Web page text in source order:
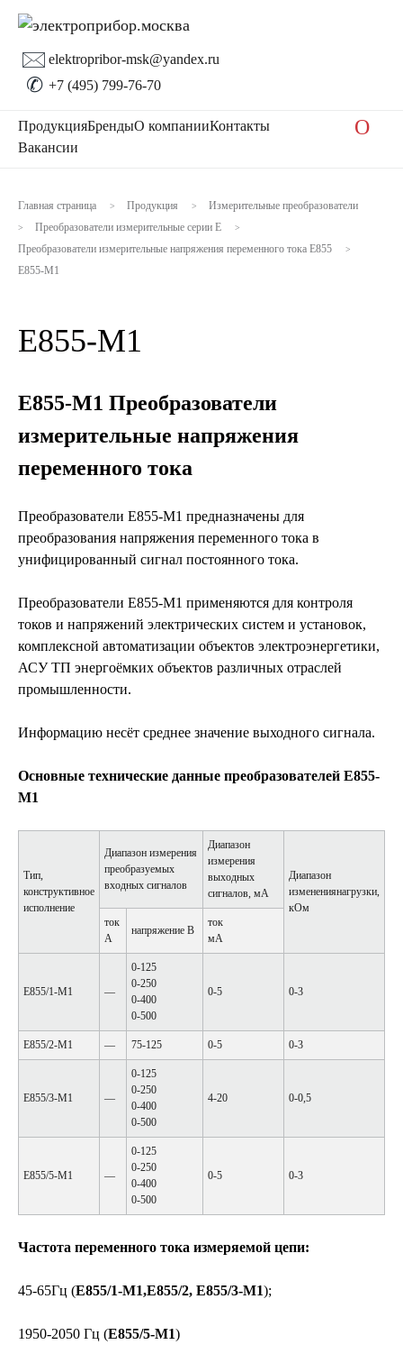
🖂 elektropribor-msk@yandex.ru
✆ +7 (495) 799-76-70
ПродукцияБрендыО компанииКонтакты
Вакансии
O
Главная страница > Продукция > Измерительные преобразователи
> Преобразователи измерительные серии Е >
Преобразователи измерительные напряжения переменного тока Е855 >
Е855-М1
Е855-М1
Е855-М1 Преобразователи
измерительные напряжения
переменного тока
Преобразователи Е855-М1 предназначены для
преобразования напряжения переменного тока в
унифицированный сигнал постоянного тока.
Преобразователи Е855-М1 применяются для контроля
токов и напряжений электрических систем и установок,
комплексной автоматизации объектов электроэнергетики,
АСУ ТП энергоёмких объектов различных отраслей
промышленности.
Информацию несёт среднее значение выходного сигнала.
Основные технические данные преобразователей Е855-
М1
Тип,
конструктивное
исполнение
Диапазон измерения
преобразуемых
входных сигналов
Диапазон
измерения
выходных
сигналов, мА
Диапазон
изменениянагрузки,
кОм
ток
А
напряжение В
ток
мА
Е855/1-М1 —
0-125
0-250
0-400
0-500
0-5 0-3
Е855/2-М1 — 75-125 0-5 0-3
Е855/3-М1 —
0-125
0-250
0-400
0-500
4-20 0-0,5
Е855/5-М1 —
0-125
0-250
0-400
0-500
0-5 0-3
Частота переменного тока измеряемой цепи:
45-65Гц (Е855/1-М1,Е855/2, Е855/3-М1);
1950-2050 Гц (Е855/5-М1)